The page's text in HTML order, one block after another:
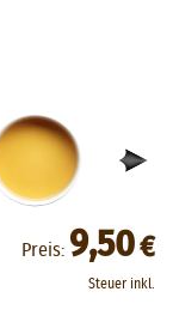
Preis: 9,50€
Steuer inkl.